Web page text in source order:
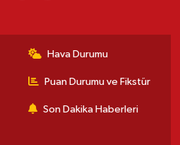
Hava Durumu
Puan Durumu ve Fikstür
Son Dakika Haberleri